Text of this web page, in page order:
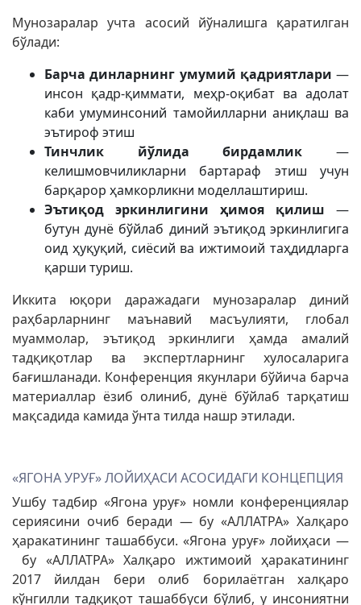
Мунозаралар учта асосий йўналишга қаратилган
бўлади:
Барча динларнинг умумий қадриятлари —
инсон қадр-қиммати, меҳр-оқибат ва адолат
каби умуминсоний тамойилларни аниқлаш ва
эътироф этиш
Тинчлик йўлида бирдамлик —
келишмовчиликларни бартараф этиш учун
барқарор ҳамкорликни моделлаштириш.
Эътиқод эркинлигини ҳимоя қилиш —
бутун дунё бўйлаб диний эътиқод эркинлигига
оид ҳуқуқий, сиёсий ва ижтимоий таҳдидларга
қарши туриш.
Иккита юқори даражадаги мунозаралар диний
раҳбарларнинг маънавий масъулияти, глобал
муаммолар, эътиқод эркинлиги ҳамда амалий
тадқиқотлар ва экспертларнинг хулосаларига
бағишланади. Конференция якунлари бўйича барча
материаллар ёзиб олиниб, дунё бўйлаб тарқатиш
мақсадида камида ўнта тилда нашр этилади.
«ЯГОНА УРУҒ» ЛОЙИҲАСИ АСОСИДАГИ КОНЦЕПЦИЯ
Ушбу тадбир «Ягона уруғ» номли конференциялар
сериясини очиб беради — бу «АЛЛАТРА» Халқаро
ҳаракатининг ташаббуси. «Ягона уруғ» лойиҳаси —
бу «АЛЛАТРА» Халқаро ижтимоий ҳаракатининг
2017 йилдан бери олиб борилаётган халқаро
кўнгилли тадқиқот ташаббуси бўлиб, у инсониятни